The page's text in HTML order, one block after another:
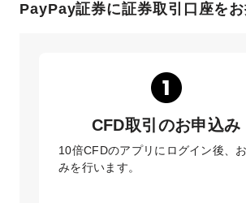
PayPay証券に証券取引口座を
CFD取引のお申込み
10倍CFDのアプリにログイン後、
みを行います。